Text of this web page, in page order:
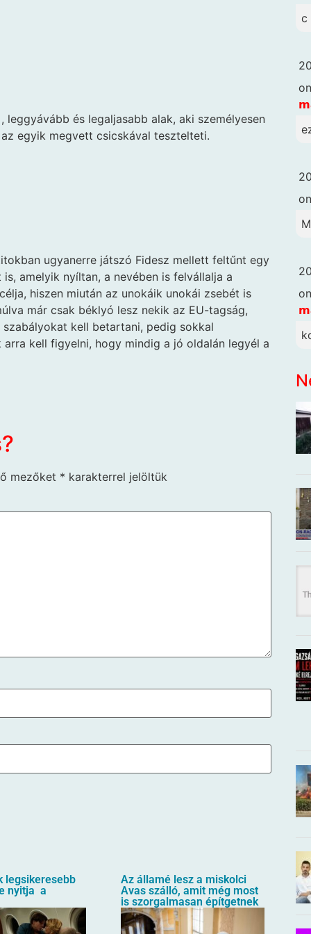
és legaljasabb alak, aki személyesen
egyik megvett csicskával tesztelteti.
ugyanerre játszó Fidesz mellett feltűnt egy
amelyik nyíltan, a nevében is felvállalja a
hiszen miután az unokáik unokái zsebét is
már csak béklyó lesz nekik az EU-tagság,
kell betartani, pedig sokkal
kell figyelni, hogy mindig a jó oldalán legyél a
mezőket * karakterrel jelöltük
legsikeresebb
nyitja a
Az államé lesz a miskolci
Avas szálló, amit még most
is szorgalmasan építgetnek
c